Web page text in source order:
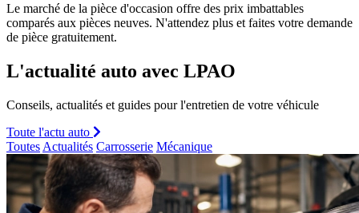
Le marché de la pièce d'occasion offre des prix imbattables
comparés aux pièces neuves. N'attendez plus et faites votre demande
de pièce gratuitement.
L'actualité auto avec LPAO
Conseils, actualités et guides pour l'entretien de votre véhicule
Toute l'actu auto
Toutes Actualités Carrosserie Mécanique